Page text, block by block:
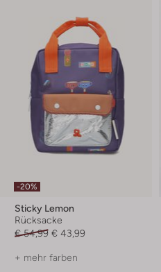
-20%
Sticky Lemon
Rücksacke
€ 54,99 € 43,99
+ mehr farben